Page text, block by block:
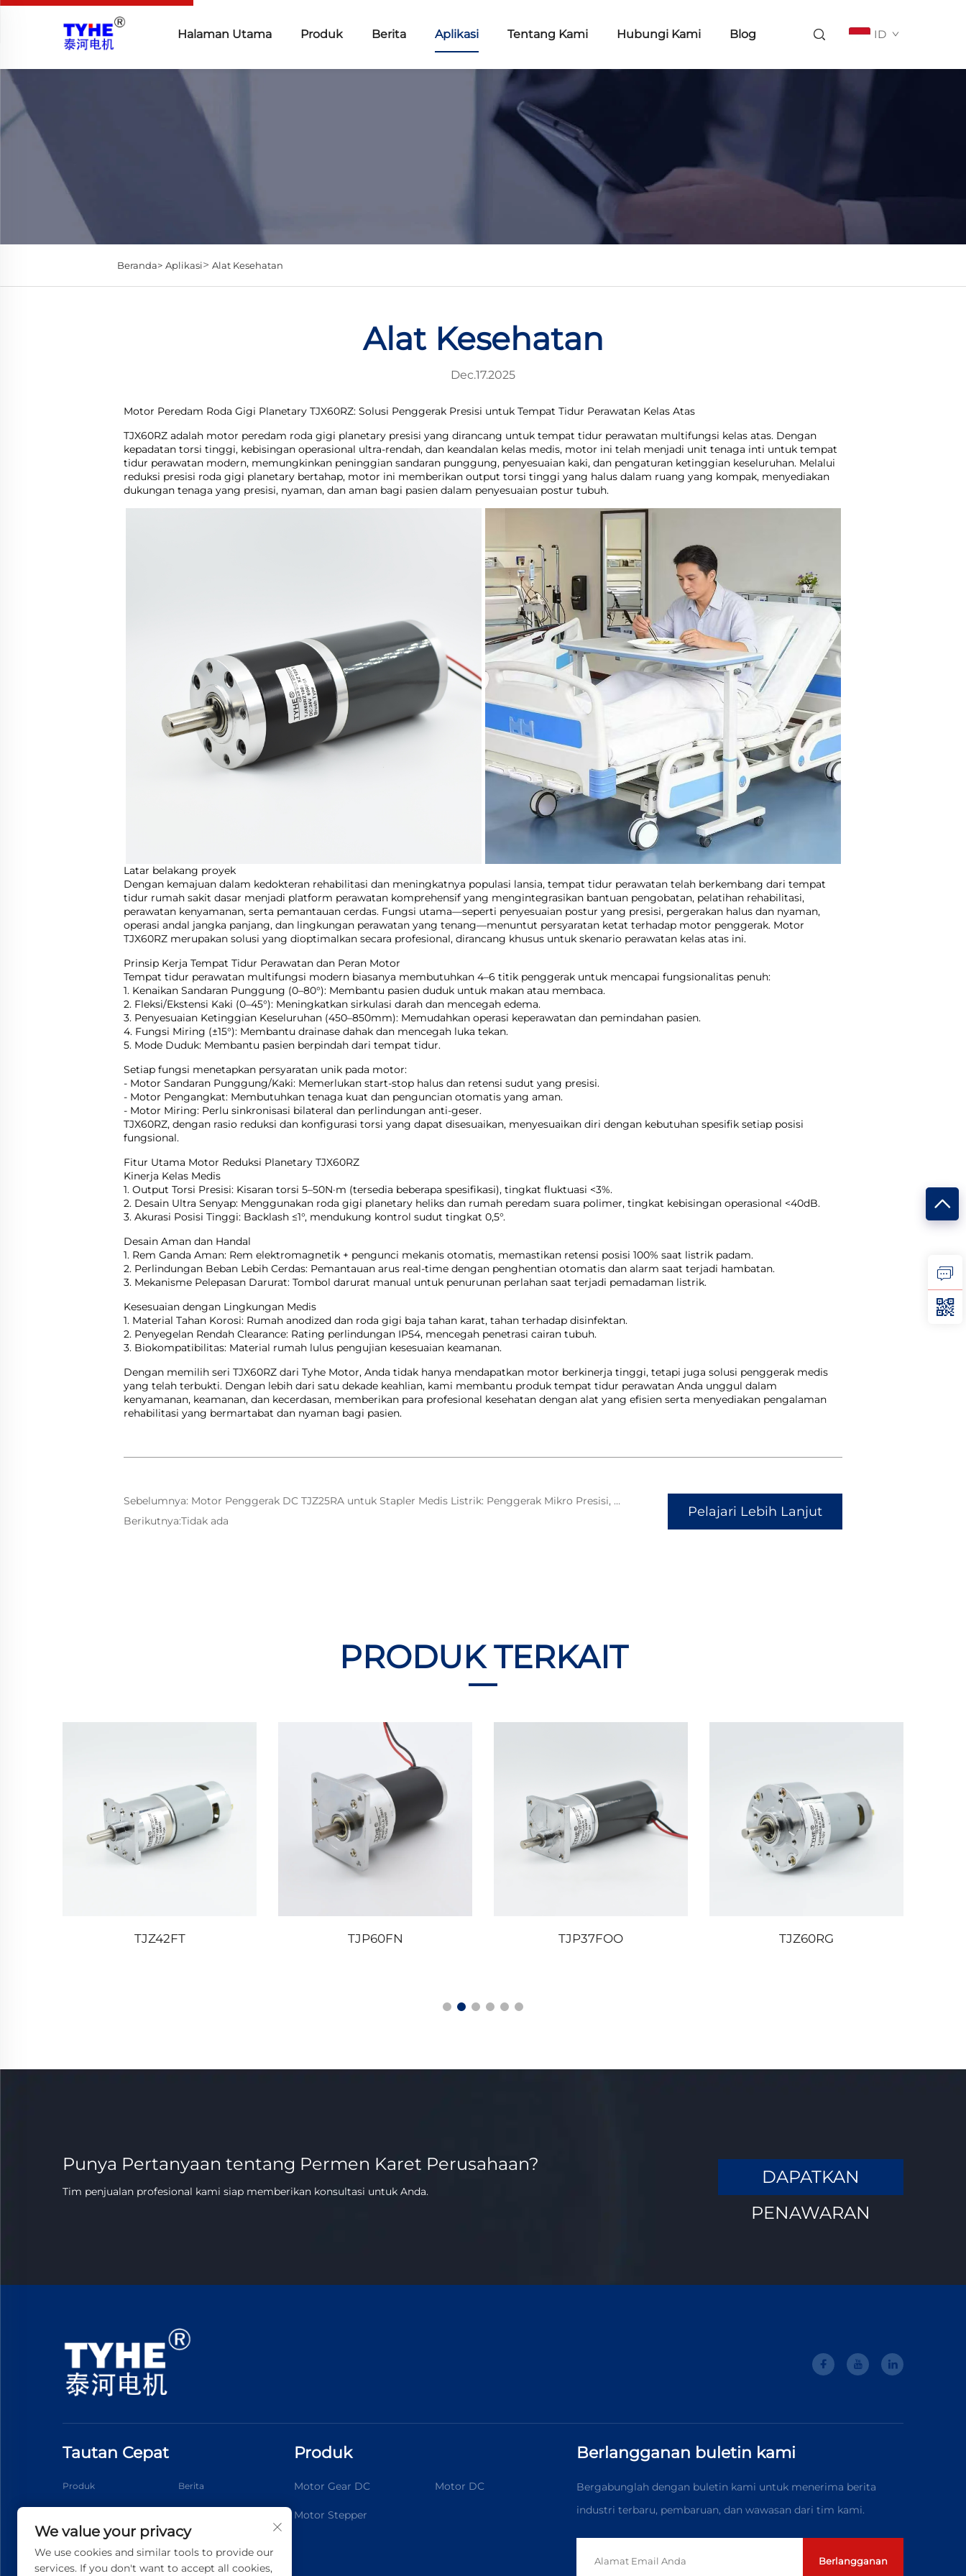
Halaman Utama Produk Berita Aplikasi Tentang Kami Hubungi Kami Blog ID
Beranda> Aplikasi> Alat Kesehatan
Alat Kesehatan
Dec.17.2025
Motor Peredam Roda Gigi Planetary TJX60RZ: Solusi Penggerak Presisi untuk Tempat Tidur Perawatan Kelas Atas
TJX60RZ adalah motor peredam roda gigi planetary presisi yang dirancang untuk tempat tidur perawatan multifungsi kelas atas. Dengan
kepadatan torsi tinggi, kebisingan operasional ultra-rendah, dan keandalan kelas medis, motor ini telah menjadi unit tenaga inti untuk tempat
tidur perawatan modern, memungkinkan peninggian sandaran punggung, penyesuaian kaki, dan pengaturan ketinggian keseluruhan. Melalui
reduksi presisi roda gigi planetary bertahap, motor ini memberikan output torsi tinggi yang halus dalam ruang yang kompak, menyediakan
dukungan tenaga yang presisi, nyaman, dan aman bagi pasien dalam penyesuaian postur tubuh.
Latar belakang proyek
Dengan kemajuan dalam kedokteran rehabilitasi dan meningkatnya populasi lansia, tempat tidur perawatan telah berkembang dari tempat
tidur rumah sakit dasar menjadi platform perawatan komprehensif yang mengintegrasikan bantuan pengobatan, pelatihan rehabilitasi,
perawatan kenyamanan, serta pemantauan cerdas. Fungsi utama—seperti penyesuaian postur yang presisi, pergerakan halus dan nyaman,
operasi andal jangka panjang, dan lingkungan perawatan yang tenang—menuntut persyaratan ketat terhadap motor penggerak. Motor
TJX60RZ merupakan solusi yang dioptimalkan secara profesional, dirancang khusus untuk skenario perawatan kelas atas ini.
Prinsip Kerja Tempat Tidur Perawatan dan Peran Motor
Tempat tidur perawatan multifungsi modern biasanya membutuhkan 4–6 titik penggerak untuk mencapai fungsionalitas penuh:
1. Kenaikan Sandaran Punggung (0–80°): Membantu pasien duduk untuk makan atau membaca.
2. Fleksi/Ekstensi Kaki (0–45°): Meningkatkan sirkulasi darah dan mencegah edema.
3. Penyesuaian Ketinggian Keseluruhan (450–850mm): Memudahkan operasi keperawatan dan pemindahan pasien.
4. Fungsi Miring (±15°): Membantu drainase dahak dan mencegah luka tekan.
5. Mode Duduk: Membantu pasien berpindah dari tempat tidur.
Setiap fungsi menetapkan persyaratan unik pada motor:
- Motor Sandaran Punggung/Kaki: Memerlukan start-stop halus dan retensi sudut yang presisi.
- Motor Pengangkat: Membutuhkan tenaga kuat dan penguncian otomatis yang aman.
- Motor Miring: Perlu sinkronisasi bilateral dan perlindungan anti-geser.
TJX60RZ, dengan rasio reduksi dan konfigurasi torsi yang dapat disesuaikan, menyesuaikan diri dengan kebutuhan spesifik setiap posisi
fungsional.
Fitur Utama Motor Reduksi Planetary TJX60RZ
Kinerja Kelas Medis
1. Output Torsi Presisi: Kisaran torsi 5–50N·m (tersedia beberapa spesifikasi), tingkat fluktuasi <3%.
2. Desain Ultra Senyap: Menggunakan roda gigi planetary heliks dan rumah peredam suara polimer, tingkat kebisingan operasional <40dB.
3. Akurasi Posisi Tinggi: Backlash ≤1°, mendukung kontrol sudut tingkat 0,5°.
Desain Aman dan Handal
1. Rem Ganda Aman: Rem elektromagnetik + pengunci mekanis otomatis, memastikan retensi posisi 100% saat listrik padam.
2. Perlindungan Beban Lebih Cerdas: Pemantauan arus real-time dengan penghentian otomatis dan alarm saat terjadi hambatan.
3. Mekanisme Pelepasan Darurat: Tombol darurat manual untuk penurunan perlahan saat terjadi pemadaman listrik.
Kesesuaian dengan Lingkungan Medis
1. Material Tahan Korosi: Rumah anodized dan roda gigi baja tahan karat, tahan terhadap disinfektan.
2. Penyegelan Rendah Clearance: Rating perlindungan IP54, mencegah penetrasi cairan tubuh.
3. Biokompatibilitas: Material rumah lulus pengujian kesesuaian keamanan.
Dengan memilih seri TJX60RZ dari Tyhe Motor, Anda tidak hanya mendapatkan motor berkinerja tinggi, tetapi juga solusi penggerak medis
yang telah terbukti. Dengan lebih dari satu dekade keahlian, kami membantu produk tempat tidur perawatan Anda unggul dalam
kenyamanan, keamanan, dan kecerdasan, memberikan para profesional kesehatan dengan alat yang efisien serta menyediakan pengalaman
rehabilitasi yang bermartabat dan nyaman bagi pasien.
Sebelumnya: Motor Penggerak DC TJZ25RA untuk Stapler Medis Listrik: Penggerak Mikro Presisi, Menjamin Ketepatan dan Efisiensi Bedah
Berikutnya:Tidak ada
Pelajari Lebih Lanjut
PRODUK TERKAIT
TJZ42FT TJP60FN TJP37FOO TJZ60RG
Punya Pertanyaan tentang Permen Karet Perusahaan?
Tim penjualan profesional kami siap memberikan konsultasi untuk Anda.
DAPATKAN
PENAWARAN
Tautan Cepat
Produk Berita
Hubungi Kami Blog
Produk
Motor Gear DC Motor DC
Motor Stepper
Berlangganan buletin kami
Bergabunglah dengan buletin kami untuk menerima berita
industri terbaru, pembaruan, dan wawasan dari tim kami.
Berlangganan
We value your privacy
We use cookies and similar tools to provide our
services. If you don't want to accept all cookies,